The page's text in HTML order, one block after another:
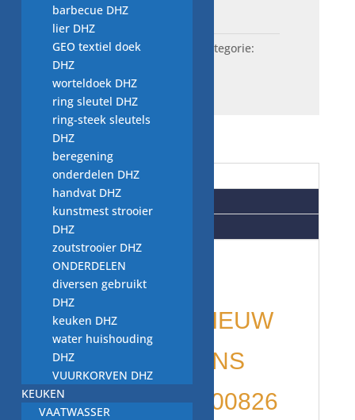
SKU:W23.10911-8907
Categorie:
Beschrijving
Aanvullende informatie
Beoordelingen (0)
wasmachine
onderdelen: NIEUW
schokbreker ANS
120N 8mm 4500826
barbecue DHZ
lier DHZ
GEO textiel doek
DHZ
worteldoek DHZ
ring sleutel DHZ
ring-steek sleutels
DHZ
beregening
onderdelen DHZ
handvat DHZ
kunstmest strooier
DHZ
zoutstrooier DHZ
ONDERDELEN
diversen gebruikt
DHZ
keuken DHZ
water huishouding
DHZ
VUURKORVEN DHZ
KEUKEN
VAATWASSER